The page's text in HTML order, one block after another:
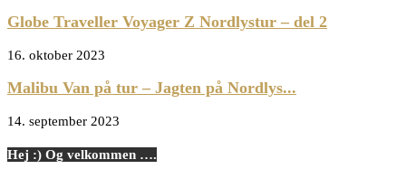
Globe Traveller Voyager Z Nordlystur – del 2
16. oktober 2023
Malibu Van på tur – Jagten på Nordlys...
14. september 2023
Hej :) Og velkommen ….